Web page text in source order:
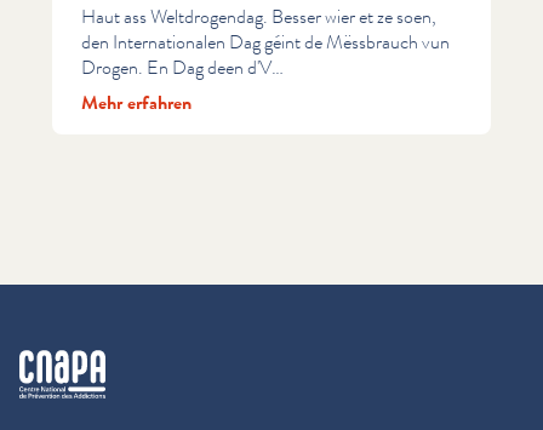
Haut ass Weltdrogendag. Besser wier et ze soen,
den Internationalen Dag géint de Mëssbrauch vun
Drogen. En Dag deen d'V…
Mehr erfahren
cnapa